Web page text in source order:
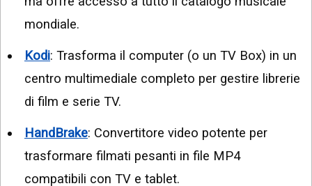
mondiale.
Kodi: Trasforma il computer (o un TV Box) in un
centro multimediale completo per gestire librerie
di film e serie TV.
HandBrake: Convertitore video potente per
trasformare filmati pesanti in file MP4
compatibili con TV e tablet.